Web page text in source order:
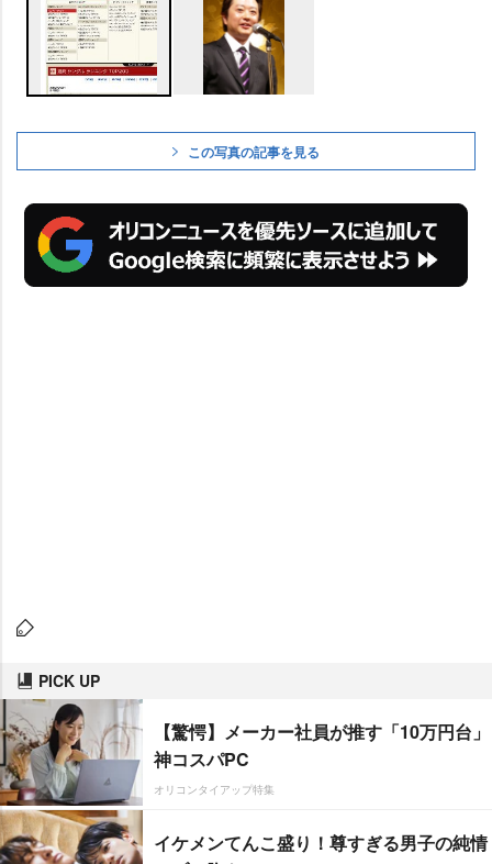
この写真の記事を見る
PICK UP
【驚愕】メーカー社員が推す「10万円台」
神コスパPC
オリコンタイアップ特集
イケメンてんこ盛り！尊すぎる男子の純情